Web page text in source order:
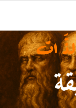
ات